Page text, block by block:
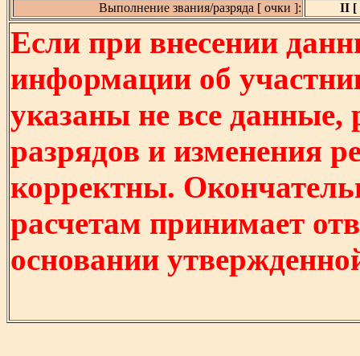
Выполнение звания/разряда [ очки ]:
II [
Если при внесении
информации об
указаны не все
разрядов и изменения
корректны.
расчетам принимает
основании